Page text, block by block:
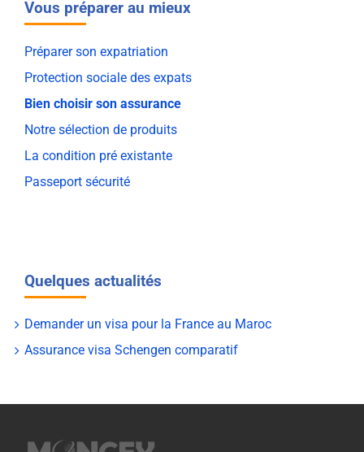
Vous préparer au mieux
Préparer son expatriation
Protection sociale des expats
Bien choisir son assurance
Notre sélection de produits
La condition pré existante
Passeport sécurité
Quelques actualités
Demander un visa pour la France au Maroc
Assurance visa Schengen comparatif